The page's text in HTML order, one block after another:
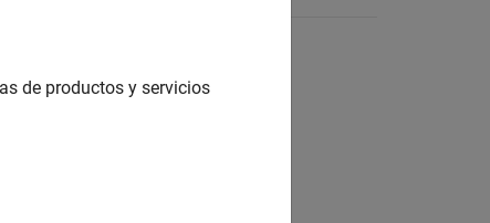
de productos y servicios